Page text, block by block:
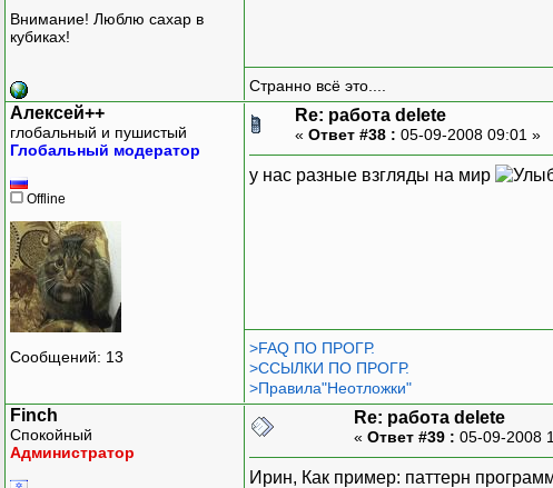
Внимание! Люблю сахар в
кубиках!
Странно всё это....
Алексей++
глобальный и пушистый
Глобальный модератор
Offline
Сообщений: 13
Re: работа delete
« Ответ #38 : 05-09-2008 09:01 »
у нас разные взгляды на мир
>FAQ ПО ПРОГР.
>ССЫЛКИ ПО ПРОГР.
>Правила"Неотложки"
Finch
Спокойный
Администратор
Re: работа delete
« Ответ #39 : 05-09-2008
Ирин, Как пример: паттерн